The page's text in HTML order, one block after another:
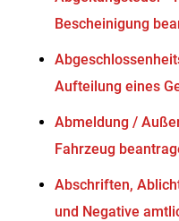
Bescheinigung
Aufteilung eines
Abmeldung /
Fahrzeug
Abschriften,
und Negative